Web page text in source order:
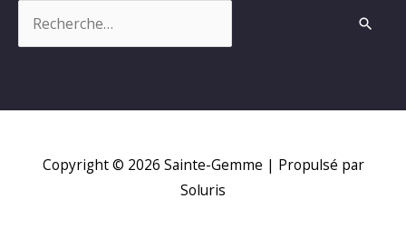
Copyright © 2026 Sainte-Gemme | Propulsé par
Soluris